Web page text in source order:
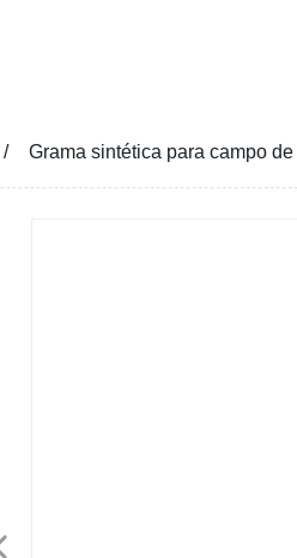
Grama sintética para campo